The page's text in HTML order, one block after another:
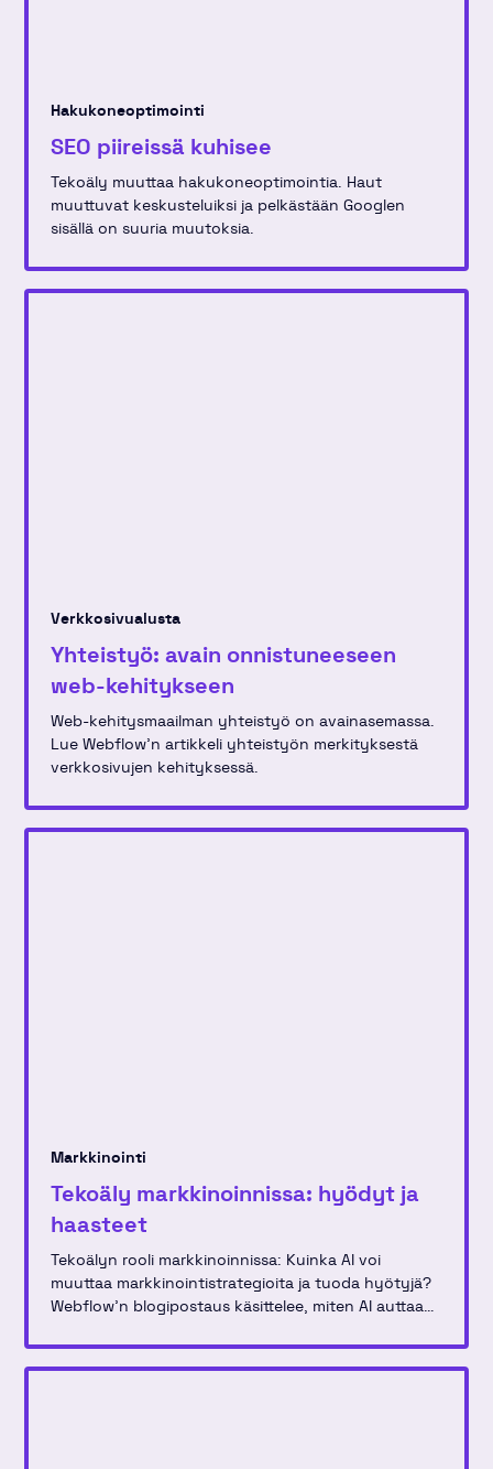
Hakukoneoptimointi
SEO piireissä kuhisee
Tekoäly muuttaa hakukoneoptimointia. Haut
muuttuvat keskusteluiksi ja pelkästään Googlen
sisällä on suuria muutoksia.
Verkkosivualusta
Yhteistyö: avain onnistuneeseen
web-kehitykseen
Web-kehitysmaailman yhteistyö on avainasemassa.
Lue Webflow'n artikkeli yhteistyön merkityksestä
verkkosivujen kehityksessä.
Markkinointi
Tekoäly markkinoinnissa: hyödyt ja
haasteet
Tekoälyn rooli markkinoinnissa: Kuinka AI voi
muuttaa markkinointistrategioita ja tuoda hyötyjä?
Webflow'n blogipostaus käsittelee, miten AI auttaa
markkinointitiimeissä.